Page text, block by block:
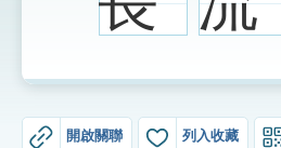
生字詞彙表
開啟關聯 列入收藏